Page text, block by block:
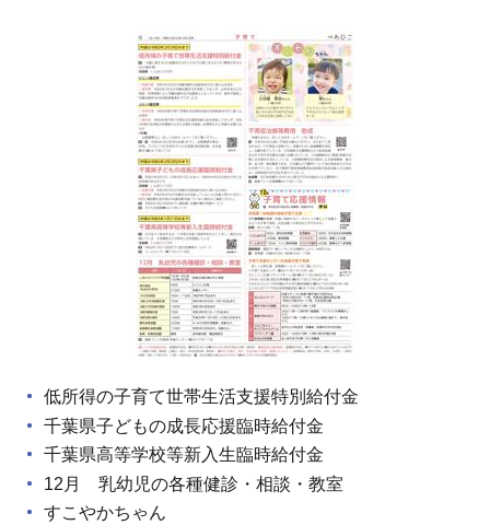
低所得の子育て世帯生活支援特別給付金
千葉県子どもの成長応援臨時給付金
千葉県高等学校等新入生臨時給付金
12月 乳幼児の各種健診・相談・教室
すこやかちゃん